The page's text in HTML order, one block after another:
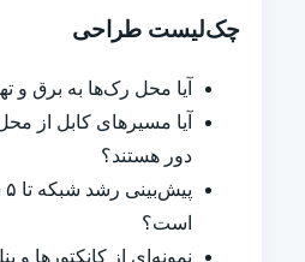
چک‌لیست طراحی
آیا محل رک‌ها به برق و
آیا مسیرهای کابل از
دور هستند؟
است؟
نمونه‌ای از کانکتورها و